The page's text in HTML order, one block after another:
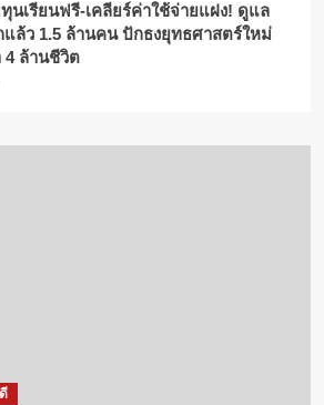
เรียนฟรี-เคลียร์ค่าใช้จ่ายแฝง! ดูแล
แล้ว 1.5 ล้านคน ปักธงยุทธศาสตร์ใหม่
4 ล้านชีวิต